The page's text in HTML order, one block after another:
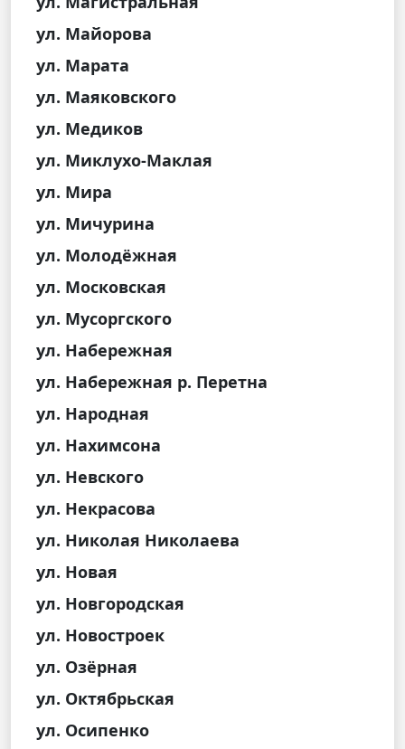
ул. Майорова
ул. Марата
ул. Маяковского
ул. Медиков
ул. Миклухо-Маклая
ул. Мира
ул. Мичурина
ул. Молодёжная
ул. Московская
ул. Мусоргского
ул. Набережная
ул. Набережная р. Перетна
ул. Народная
ул. Нахимсона
ул. Невского
ул. Некрасова
ул. Николая Николаева
ул. Новая
ул. Новгородская
ул. Новостроек
ул. Озёрная
ул. Октябрьская
ул. Осипенко